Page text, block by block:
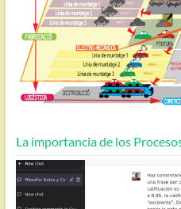
La importancia de los